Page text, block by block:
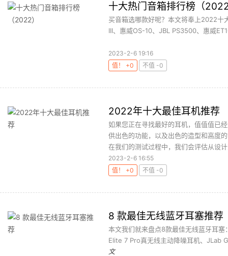
十大热门音箱排行榜（
买音箱选哪款好呢？本文将奉上2022
III、惠威OS-10、JBL PS3500、惠威
2023-2-6 19:16
值！ +0
不值 -0
2022年十大最佳耳机推荐
如果您正在寻找最好的耳机，值值值已
供出色的功能，以及出色的造型和高度
在我们的测试过程中，我们会评估从设
2023-2-6 16:55
值！ +0
不值 -0
8 款最佳无线蓝牙耳塞推荐
本文我们就来盘点8款最佳无线蓝牙耳
Elite 7 Pro真无线主动降噪耳机、JLab
文